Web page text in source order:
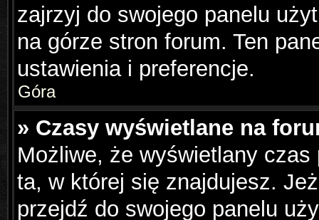
zajrzyj do swojego panelu
na górze stron forum. Ten
ustawienia i preferencje.
Góra
» Czasy wyświetlane na
Możliwe, że wyświetlany
ta, w której się znajdujesz.
przejdź do swojego panelu